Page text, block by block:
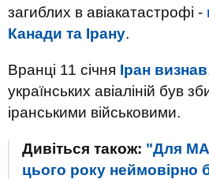
загиблих в авіакатастрофі -
Канади та Ірану.
Вранці 11 січня Іран визнав
українських авіаліній був
іранськими військовими.
Дивіться також: "Для
цього року неймовірно